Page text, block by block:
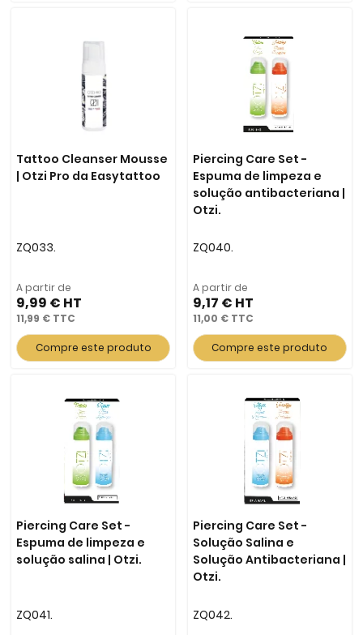
Tattoo Cleanser Mousse
| Otzi Pro da Easytattoo
ZQ033.
A partir de
9,99 €
11,99 €
Compre este produto
Piercing Care Set -
Espuma de limpeza e
solução antibacteriana |
Otzi.
ZQ040.
A partir de
9,17 €
11,00 €
Compre este produto
Piercing Care Set -
Espuma de limpeza e
solução salina | Otzi.
ZQ041.
Piercing Care Set -
Solução Salina e
Solução Antibacteriana |
Otzi.
ZQ042.